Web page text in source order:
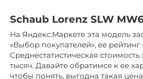
Schaub Lorenz SLW
На Яндекс.Маркете эта модель
«Выбор покупателей», ее рейтинг
Среднестатистическая
тысяч. Давайте обратимся к ее
чтобы понять, выгодна такая